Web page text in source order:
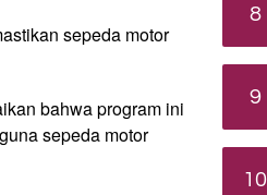
sepeda motor
bahwa program ini
sepeda motor
8
9
10